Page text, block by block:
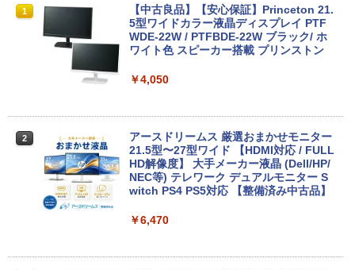
1
8月5日限定10倍＆抽選10000P！｜2021
年モデル！高性能ノートパソコン Windo
ws11 富士通 LIFEBOOK A5511 第11世
代Celeron 6305U最大メモリ32GB 秒速
画面 ノートパソコン中古 オフィス付き
￥15,120
新古品ノートパソコン Intel Celeron Wi
ndows11 Pro Office 2024付き メモリ16
oth 無線LAN USB3.0 軽量 モバイル ビ
￥21,980
1
R309-Apple Mac mini A1347 1点 MacO
S Catalina 10.15.7/CPU Core i5-4260U/
メモリ 4GB/SATA 500GB intel HD Grap
hics 5000 1536MB グラフィックス搭載
中古パソコン | NEC | Mate MRL36L-5 |
Windows11 | デスクトップ | 一年保証 |
第9世代 | Core i3 9100 3.6(〜最大4.2)G
Hz | MEM:8GB | SSD:256GB(新品) | DV
1
【中古良品】【安心保証】Princeton 21.
5型ワイドカラー液晶ディスプレイ PTF
WDE-22W / PTFBDE-22W ブラック/ ホ
ワイト色 スピーカー搭載 プリンストン
￥4,050
2
アースドリームス 厳選おまかせモニター
21.5型〜27型ワイド 【HDMI対応 / FULL
HD解像度】 大手メーカー液晶 (Dell/HP/
NEC等) テレワーク デュアルモニター S
witch PS4 PS5対応 【整備済み中古品】
￥6,470